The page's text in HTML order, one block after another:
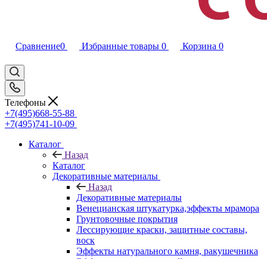
Сравнение0 Избранные товары 0 Корзина 0
Телефоны
+7(495)668-55-88
+7(495)741-10-09
Каталог
Назад
Каталог
Декоративные материалы
Назад
Декоративные материалы
Венецианская штукатурка,эффекты мрамора
Грунтовочные покрытия
Лессирующие краски, защитные составы,
воск
Эффекты натурального камня, ракушечника